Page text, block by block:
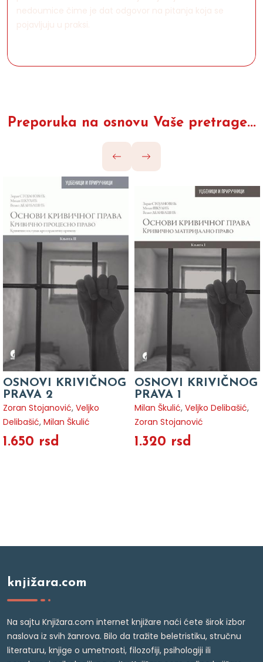
nedoumice čime je dat odgovor na pitanja koja se
pojavljuju u praksi.
Preporuka na osnovu Vaše pretrage...
OSNOVI KRIVIČNOG
PRAVA 2
Zoran Stojanović, Veljko
Delibašić, Milan Škulić
1.650 rsd
OSNOVI KRIVIČNOG
PRAVA 1
Milan Škulić, Veljko Delibašić,
Zoran Stojanović
1.320 rsd
knjižara.com
Na sajtu Knjižara.com internet knjižare naći ćete širok izbor
naslova iz svih žanrova. Bilo da tražite beletristiku, stručnu
literaturu, knjige o umetnosti, filozofiji, psihologiji ili